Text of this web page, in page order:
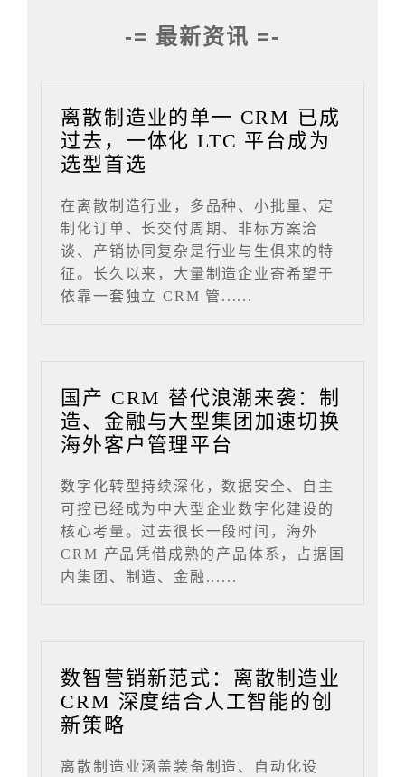
-= 最新资讯 =-
离散制造业的单一 CRM 已成
过去，一体化 LTC 平台成为
选型首选
在离散制造行业，多品种、小批量、定
制化订单、长交付周期、非标方案洽
谈、产销协同复杂是行业与生俱来的特
征。长久以来，大量制造企业寄希望于
依靠一套独立 CRM 管......
国产 CRM 替代浪潮来袭：制
造、金融与大型集团加速切换
海外客户管理平台
数字化转型持续深化，数据安全、自主
可控已经成为中大型企业数字化建设的
核心考量。过去很长一段时间，海外
CRM 产品凭借成熟的产品体系，占据国
内集团、制造、金融......
数智营销新范式：离散制造业
CRM 深度结合人工智能的创
新策略
离散制造业涵盖装备制造、自动化设